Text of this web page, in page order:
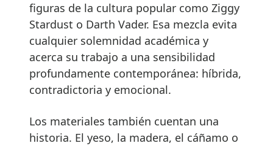
figuras de la cultura popular como Ziggy
Stardust o Darth Vader. Esa mezcla evita
cualquier solemnidad académica y
acerca su trabajo a una sensibilidad
profundamente contemporánea: híbrida,
contradictoria y emocional.
Los materiales también cuentan una
historia. El yeso, la madera, el cáñamo o